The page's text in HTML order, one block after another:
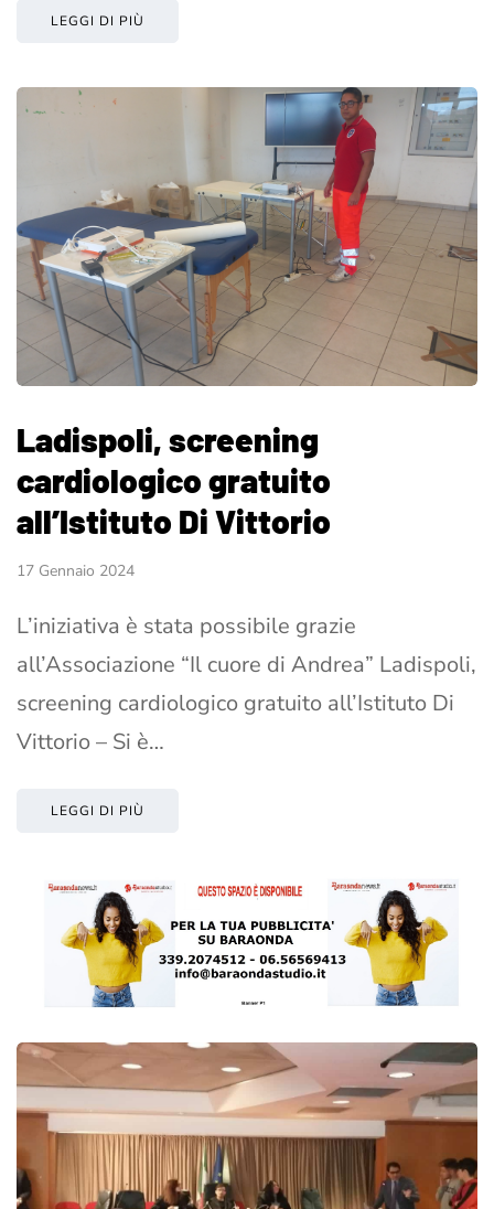
LEGGI DI PIÙ
Ladispoli, screening
cardiologico gratuito
all’Istituto Di Vittorio
17 Gennaio 2024
L’iniziativa è stata possibile grazie
all’Associazione “Il cuore di Andrea” Ladispoli,
screening cardiologico gratuito all’Istituto Di
Vittorio – Si è…
LEGGI DI PIÙ